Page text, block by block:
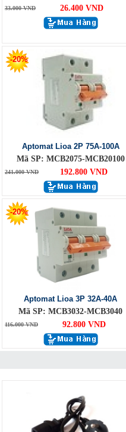
33.000 VND 26.400 VND
-20%
Aptomat Lioa 2P 75A-100A
Mã SP: MCB2075-MCB20100
241.000 VND 192.800 VND
-20%
Aptomat Lioa 3P 32A-40A
Mã SP: MCB3032-MCB3040
116.000 VND 92.800 VND